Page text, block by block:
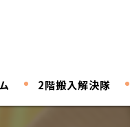
2階搬入解決隊